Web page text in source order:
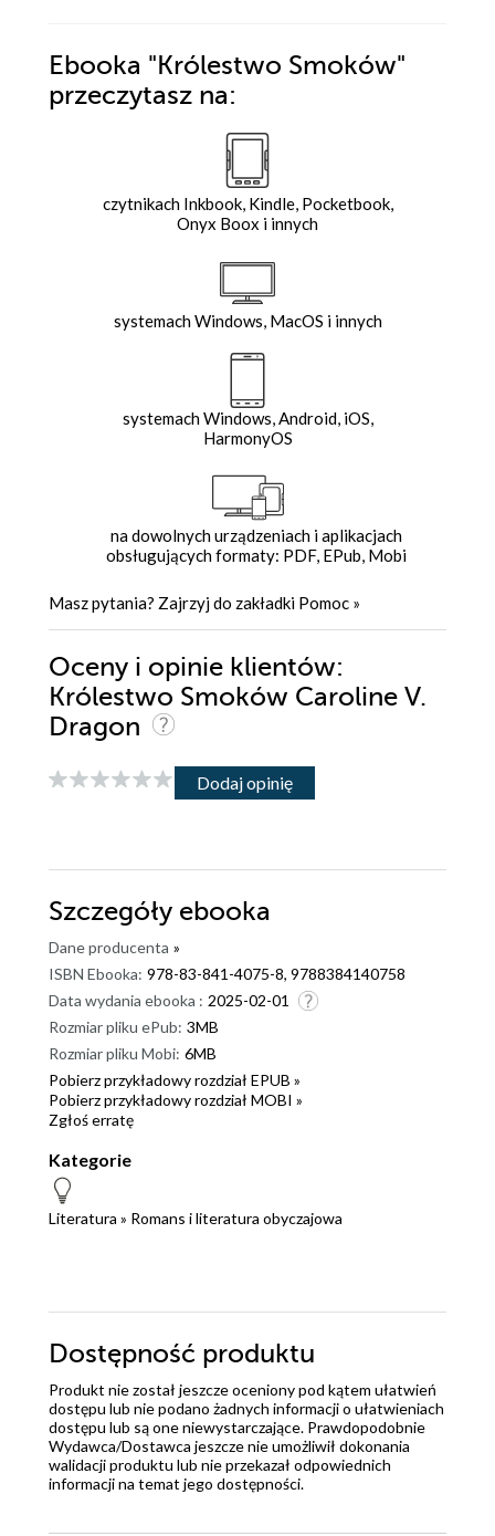
Ebooka "Królestwo Smoków"
przeczytasz na:
czytnikach Inkbook, Kindle, Pocketbook,
Onyx Boox i innych
systemach Windows, MacOS i innych
systemach Windows, Android, iOS,
HarmonyOS
na dowolnych urządzeniach i aplikacjach
obsługujących formaty: PDF, EPub, Mobi
Masz pytania? Zajrzyj do zakładki Pomoc »
Oceny i opinie klientów:
Królestwo Smoków Caroline V.
Dragon
Dodaj opinię
Szczegóły ebooka
Dane producenta »
ISBN Ebooka: 978-83-841-4075-8, 9788384140758
Data wydania ebooka : 2025-02-01
Rozmiar pliku ePub: 3MB
Rozmiar pliku Mobi: 6MB
Pobierz przykładowy rozdział EPUB »
Pobierz przykładowy rozdział MOBI »
Zgłoś erratę
Kategorie
Literatura » Romans i literatura obyczajowa
Dostępność produktu
Produkt nie został jeszcze oceniony pod kątem ułatwień
dostępu lub nie podano żadnych informacji o ułatwieniach
dostępu lub są one niewystarczające. Prawdopodobnie
Wydawca/Dostawca jeszcze nie umożliwił dokonania
walidacji produktu lub nie przekazał odpowiednich
informacji na temat jego dostępności.